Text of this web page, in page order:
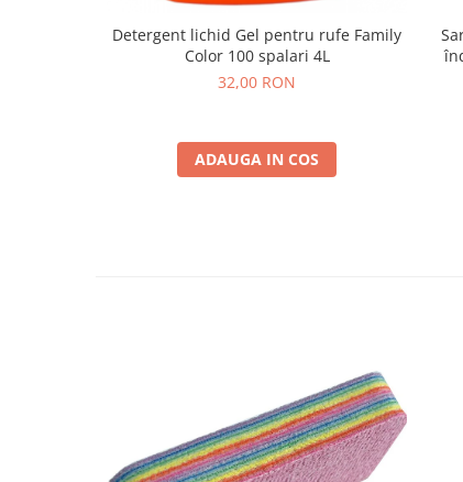
Detergent lichid Gel pentru rufe Family
Color 100 spalari 4L
32,00 RON
ADAUGA IN COS